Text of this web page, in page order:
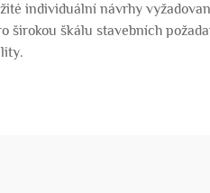
individuální návrhy
škálu stavebních